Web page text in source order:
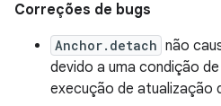
Correções de bugs
Anchor.detach não
devido a uma condição
execução de atualização